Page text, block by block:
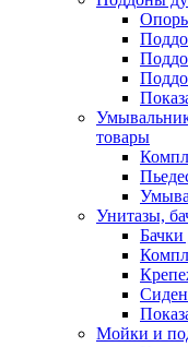
товары
Унитазы,
Бачки
Мойки и